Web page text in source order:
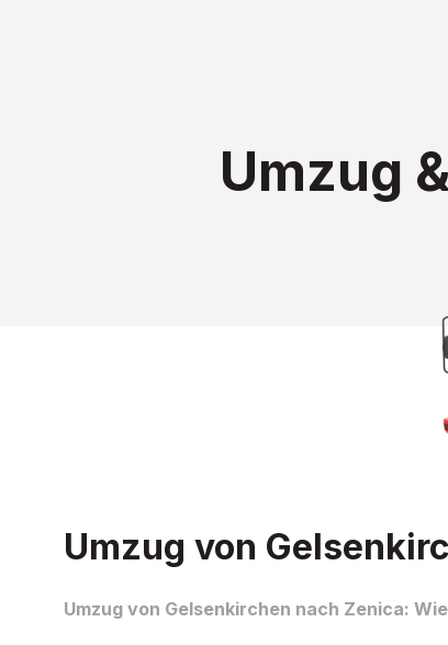
Umzug
Umzug von
Umzug von Gelsenkirchen nach Zenica: